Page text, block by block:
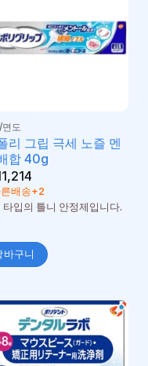
도
리 그립 극세 노즐 멘
합 40g
배송+2
타입의 틀니 안정제입니다.
바구니